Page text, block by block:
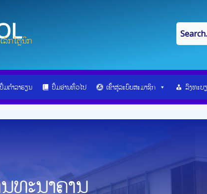
ລັກໂຕຼນິກ
ຕຳລາຮຽນ ປື້ມອ່ານທົ່ວໄປ ເຂົ້າສູ່ລະບົບສະມາຊິກ ລົງທະບ
ທະນາຄານ